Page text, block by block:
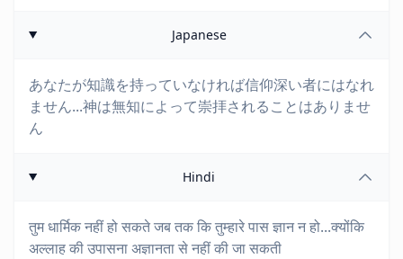
Japanese
あなたが知識を持っていなければ信仰深い者にはなれ
ません...神は無知によって崇拝されることはありませ
ん
Hindi
तुम धार्मिक नहीं हो सकते जब तक कि तुम्हारे पास ज्ञान न हो...क्योंकि
अल्लाह की उपासना अज्ञानता से नहीं की जा सकती